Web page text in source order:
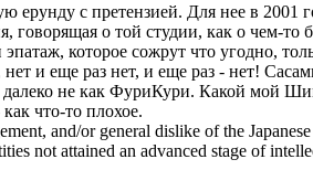
с претензией. Для нее в 2001
о той студии, как о чем-то
которое сожрут что угодно,
и еще раз нет, и еще раз - нет!
далеко не как ФуриКури. Какой мой
что-то плохое.
and/or general dislike of the
not attained an advanced stage of